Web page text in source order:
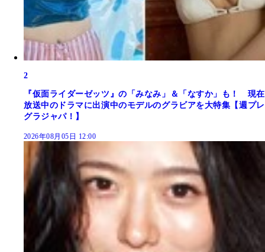
2
『仮面ライダーゼッツ』の「みなみ」＆「なすか」も！ 現在
放送中のドラマに出演中のモデルのグラビアを大特集【週プレ
グラジャパ！】
2026年08月05日 12:00